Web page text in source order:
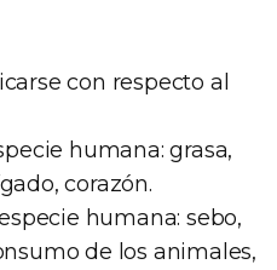
con respecto al
humana: grasa,
corazón.
humana: sebo,
de los animales,